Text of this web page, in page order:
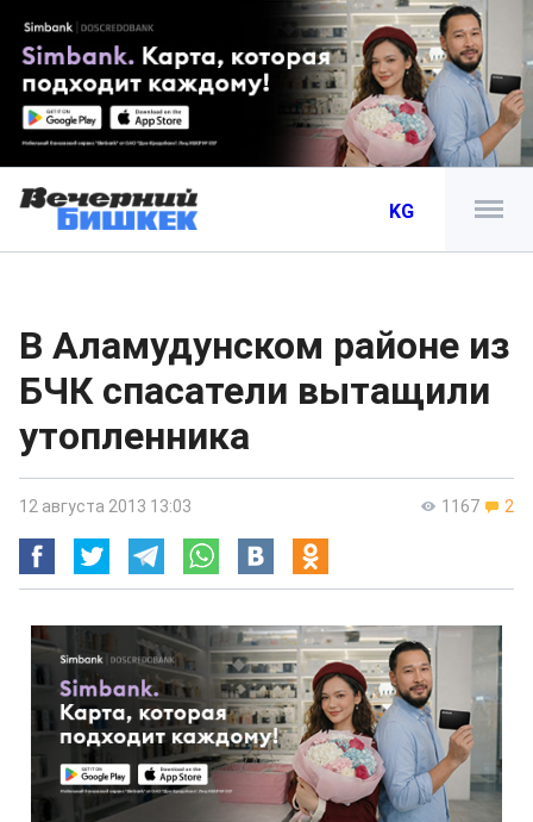
KG
В Аламудунском районе из
БЧК спасатели вытащили
утопленника
1167 2
12 августа 2013 13:03